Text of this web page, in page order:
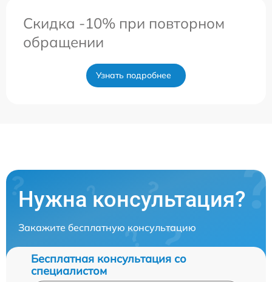
Скидка -10% при повторном
обращении
Узнать подробнее
Нужна консультация?
Закажите бесплатную консультацию
Бесплатная консультация со
специалистом